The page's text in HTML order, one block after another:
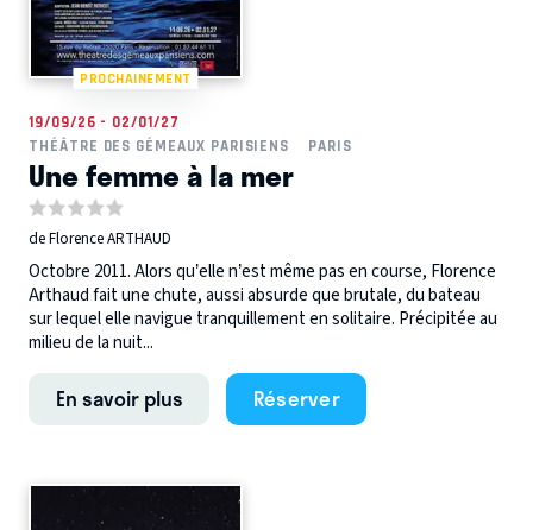
PROCHAINEMENT
19/09/26 - 02/01/27
THÉÂTRE DES GÉMEAUX PARISIENS
PARIS
Une femme à la mer
de Florence ARTHAUD
Octobre 2011. Alors qu’elle n’est même pas en course, Florence
Arthaud fait une chute, aussi absurde que brutale, du bateau
sur lequel elle navigue tranquillement en solitaire. Précipitée au
milieu de la nuit...
En savoir plus Réserver